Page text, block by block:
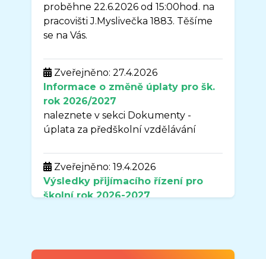
proběhne 22.6.2026 od 15:00hod. na
pracovišti J.Myslivečka 1883. Těšíme
se na Vás.
Zveřejněno: 27.4.2026
Informace o změně úplaty pro šk.
rok 2026/2027
naleznete v sekci Dokumenty -
úplata za předškolní vzdělávání
Zveřejněno: 19.4.2026
Výsledky přijímacího řízení pro
školní rok2026-2027
Zveřejněno: 7.4.2026